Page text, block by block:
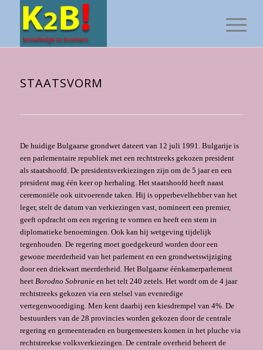
STAATSVORM
De huidige Bulgaarse grondwet dateert van 12 juli 1991. Bulgarije is
een parlementaire re­publiek met een rechtstreeks gekozen president
als staatshoofd. De presidentsverkiezingen zijn om de 5 jaar en een
president mag één keer op herhaling. Het staatshoofd heeft naast
ceremoniële ook uitvoerende taken. Hij is opperbevelhebber van het
leger, stelt de datum van verkiezingen vast, nomineert een premier,
geeft opdracht om een regering te vormen en heeft een stem in
diplomatieke benoemingen. Ook kan hij wetgeving tijdelijk
tegenhouden. De regering moet goedgekeurd worden door een
gewone meerderheid van het parlement en een grondwetswijziging
door een driekwart meerderheid. Het Bulgaarse éénkamerparlement
heet Borodno Sobranieen het telt 240 zetels. Het wordt om de 4 jaar
rechtstreeks gekozen via een stelsel van evenredige
vertegenwoordiging. Men kent daarbij een kiesdrempel van 4%. De
bestuurders van de 28 provincies worden gekozen door de centrale
regering en ge­meenteraden en burgemeesters komen in het pluche via
rechtstreekse volksverkiezingen. De centrale overheid beheert de